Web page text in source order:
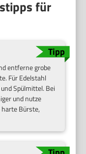
für
entferne grobe
Für Edelstahl
Spülmittel. Bei
und nutze
Bürste,